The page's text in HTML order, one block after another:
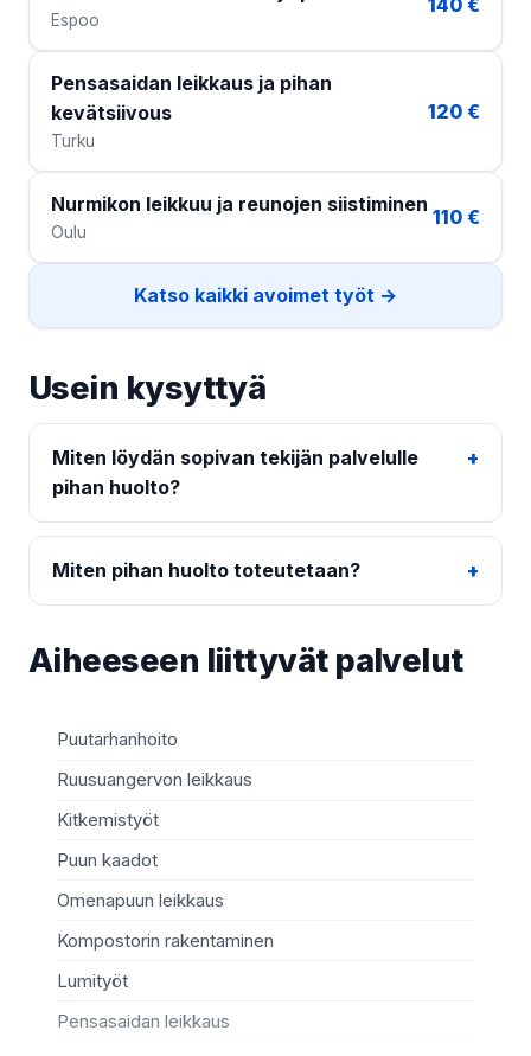
Espoo
140 €
Pensasaidan leikkaus ja pihan
kevätsiivous
Turku
120 €
Nurmikon leikkuu ja reunojen siistiminen
Oulu
110 €
Katso kaikki avoimet työt →
Usein kysyttyä
Miten löydän sopivan tekijän palvelulle
pihan huolto?
Miten pihan huolto toteutetaan?
Aiheeseen liittyvät palvelut
Puutarhanhoito
Ruusuangervon leikkaus
Kitkemistyöt
Puun kaadot
Omenapuun leikkaus
Kompostorin rakentaminen
Lumityöt
Pensasaidan leikkaus